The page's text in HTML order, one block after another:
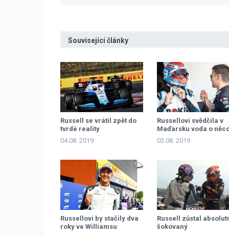
Související články
Russell se vrátil zpět do
tvrdé reality
04.08. 2019
Russellovi svědčila v
Maďarsku voda o
více
03.08. 2019
Russellovi by stačily dva
roky ve Williamsu
Russell zůstal
šokovaný